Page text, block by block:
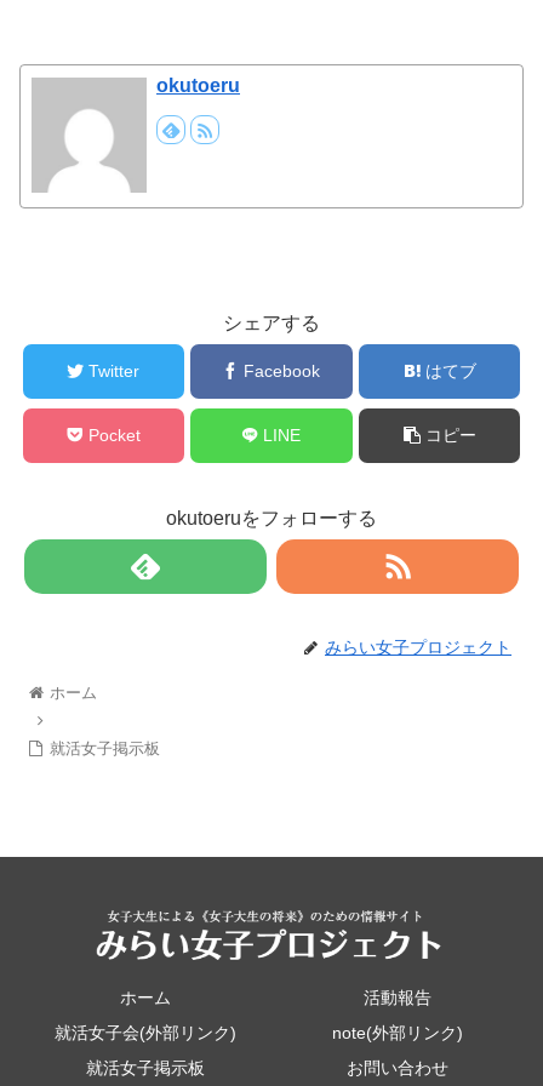
okutoeru
シェアする
Twitter Facebook はてブ
Pocket LINE コピー
okutoeruをフォローする
みらい女子プロジェクト
ホーム
就活女子掲示板
ホーム
活動報告
就活女子会(外部リンク)
note(外部リンク)
就活女子掲示板
お問い合わせ